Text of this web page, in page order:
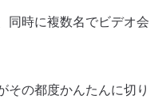
同時に複数名でビデオ会
その都度かんたんに切り